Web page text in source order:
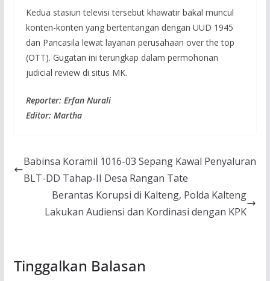
Kedua stasiun televisi tersebut khawatir bakal muncul
konten-konten yang bertentangan dengan UUD 1945
dan Pancasila lewat layanan perusahaan over the top
(OTT). Gugatan ini terungkap dalam permohonan
judicial review di situs MK.
Reporter: Erfan Nurali
Editor: Martha
Babinsa Koramil 1016-03 Sepang Kawal Penyaluran
BLT-DD Tahap-II Desa Rangan Tate
Berantas Korupsi di Kalteng, Polda Kalteng
Lakukan Audiensi dan Kordinasi dengan KPK
Tinggalkan Balasan